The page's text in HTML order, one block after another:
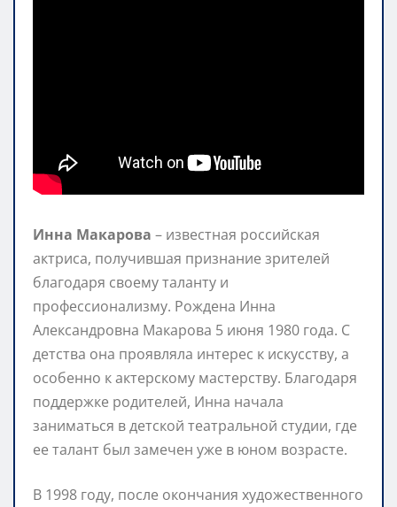
Инна Макарова – известная российская
актриса, получившая признание зрителей
благодаря своему таланту и
профессионализму. Рождена Инна
Александровна Макарова 5 июня 1980 года. С
детства она проявляла интерес к искусству, а
особенно к актерскому мастерству. Благодаря
поддержке родителей, Инна начала
заниматься в детской театральной студии, где
ее талант был замечен уже в юном возрасте.
В 1998 году, после окончания художественного